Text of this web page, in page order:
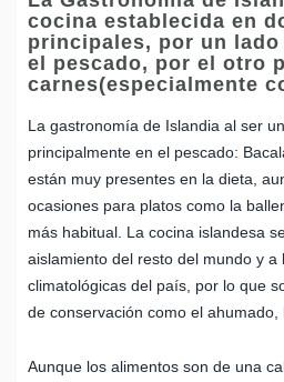
cocina establecida en
principales, por un
el pescado, por el otro
carnes(especialmente
La gastronomía de Islandia al ser
principalmente en el pescado:
están muy presentes en la dieta,
ocasiones para platos como la
más habitual. La cocina islandesa
aislamiento del resto del mundo y a
climatológicas del país, por lo que
de conservación como el ahumado,
Aunque los alimentos son de una